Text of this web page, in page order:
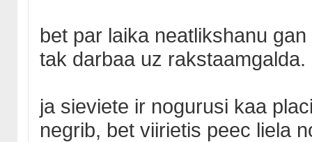
bet par laika neatlikshanu
tak darbaa uz rakstaamgalda.
ja sieviete ir nogurusi kaa
negrib, bet viirietis peec liela